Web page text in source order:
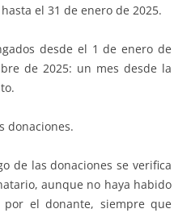
el 31 de enero de 2025.
desde el 1 de enero de
de 2025: un mes desde la
donaciones.
de las donaciones se verifica
aunque no haya habido
el donante, siempre que